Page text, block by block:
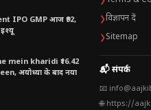
IST पर देखा जा सकेगा।
IPO GMP आज ₹92,
mein kharidi ₹16.42
अयोध्या के बाद नया
❯विज्ञापन दें
❯Sitemap
📬 संपर्क
📧
🌐 https://